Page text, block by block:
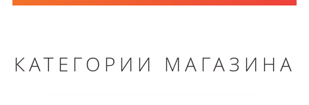
КАТЕГОРИИ МАГАЗИНА